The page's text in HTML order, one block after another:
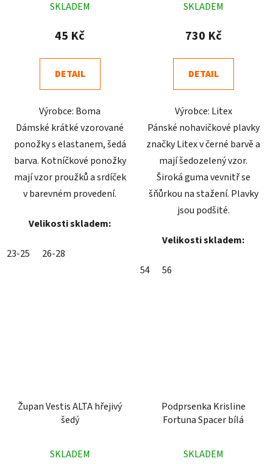
hodnocení
produktu
5,0
z
hvězdiček.
SKLADEM
45 Kč
DETAIL
Výrobce: Boma
Dámské krátké vzorované
ponožky s elastanem, šedá
barva. Kotníčkové ponožky
mají vzor proužků a srdíček
v barevném provedení.
Velikosti skladem:
23-25 26-28
hodnocení
produktu
5,0
z
hvězdiček.
SKLADEM
730 Kč
DETAIL
Výrobce: Litex
Pánské nohavičkové plavky
značky Litex v černé barvě a
mají šedozelený vzor.
Široká guma vevnitř se
šňůrkou na stažení. Plavky
jsou podšité.
Velikosti skladem:
54 56
Župan Vestis ALTA hřejivý
šedý
hodnocení
SKLADEM
Podprsenka Krisline
Fortuna Spacer bílá
hodnocení
SKLADEM